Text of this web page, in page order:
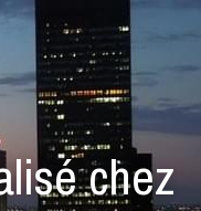
chez